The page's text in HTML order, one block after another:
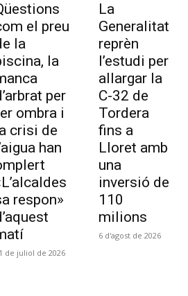
el preu
la
la
per
ombra i
crisi de
han
respon»
de juliol de 2026
La
Generalitat
reprèn
l’estudi per
allargar la
C-32 de
Tordera
fins a
Lloret amb
una
inversió de
110
milions
6 d'agost de 2026